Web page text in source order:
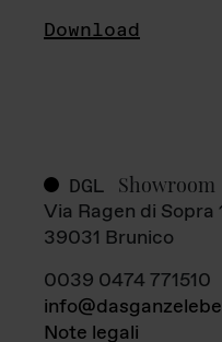
Download
DGL Showroom
Via Ragen di Sopra
39031 Brunico
0039 0474 771510
Note legali